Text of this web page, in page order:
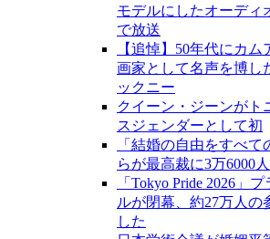
モデルにしたオーディ
で放送
【追悼】50年代にカ
画家として名声を博し
ックニー
クイーン・ジーンがト
スジェンダーとして初
「結婚の自由をすべ
らが最高裁に3万6000
「Tokyo Pride 2026」
ルが閉幕、約27万人の
した